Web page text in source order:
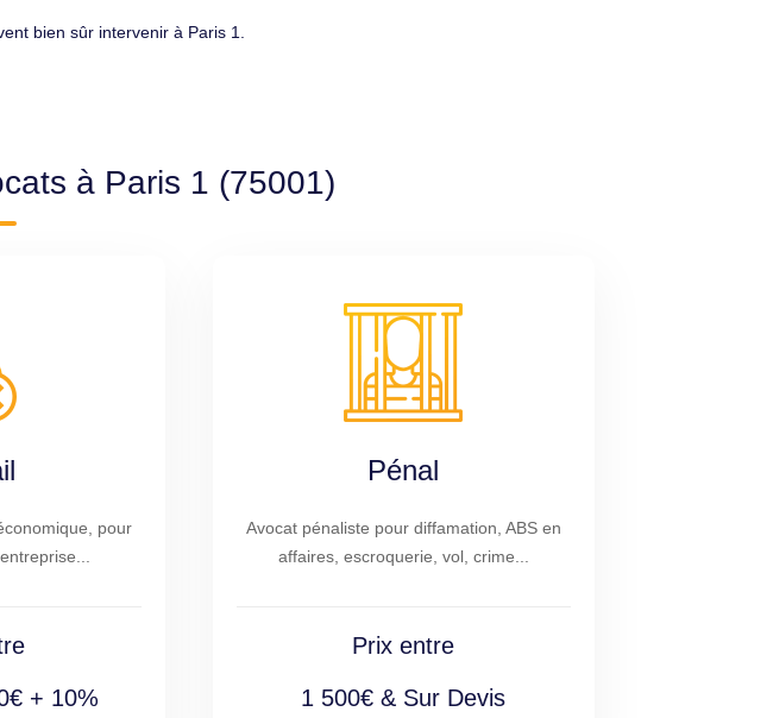
bien sûr intervenir à Paris 1.
à Paris 1 (75001)
pour
+ 10%
Pénal
Avocat pénaliste pour diffamation, ABS en
affaires, escroquerie, vol, crime...
Prix entre
1 500€ & Sur Devis